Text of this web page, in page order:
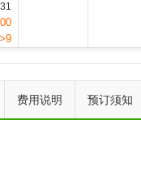
31
>9
费用说明 预订须知